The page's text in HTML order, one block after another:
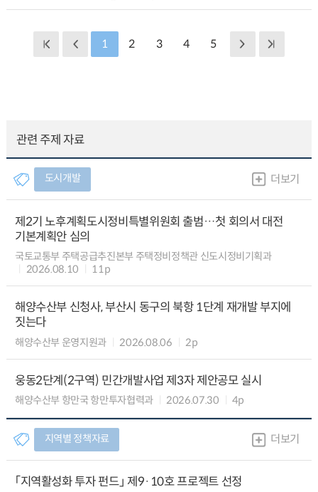
1 2 3 4 5
관련 주제 자료
도시개발 더보기
제2기 노후계획도시정비특별위원회 출범…첫 회의서 대전
기본계획안 심의
국토교통부 주택공급추진본부 주택정비정책관 신도시정비기획과
2026.08.10
11p
해양수산부 신청사, 부산시 동구의 북항 1단계 재개발 부지에
짓는다
해양수산부 운영지원과 2026.08.06 2p
웅동2단계(2구역) 민간개발사업 제3자 제안공모 실시
해양수산부 항만국 항만투자협력과 2026.07.30 4p
지역별 정책자료 더보기
「지역활성화 투자 펀드」 제9·10호 프로젝트 선정